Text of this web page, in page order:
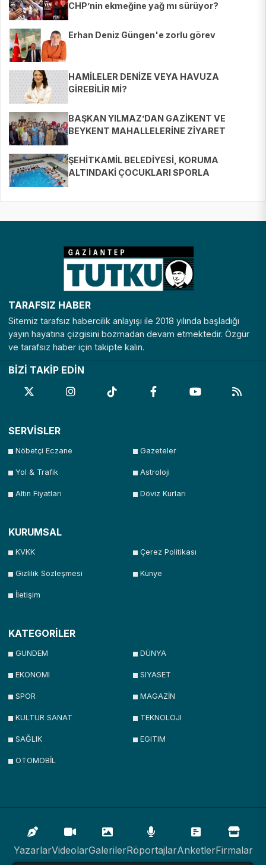
CHP’nin ekmeğine yağ mı sürüyor?
Erhan Deniz Güngen'e zorlu görev
HAMİLELER DENİZE VEYA HAVUZA
GİREBİLİR Mİ?
BAŞKAN YILMAZ’DAN GAZİKENT VE
BEYKENT MAHALLELERİNE ZİYARET
ŞEHİTKAMİL BELEDİYESİ, KORUMA
ALTINDAKİ ÇOCUKLARI SPORLA
TARAFSIZ HABER
Sitemiz tarafsız habercilik anlayışı ile 2018 yılında başladığı
yayın hayatına çizgisini bozmadan devam etmektedir. Özgür
ve tarafsız haber için takipte kalın.
BİZİ TAKİP EDİN
SERVİSLER
Nöbetçi Eczane Gazeteler
Yol & Trafik Astroloji
Altın Fiyatları Döviz Kurları
KURUMSAL
KVKK Çerez Politikası
Gizlilik Sözleşmesi Künye
İletişim
KATEGORİLER
GUNDEM DÜNYA
EKONOMI SIYASET
SPOR MAGAZİN
KULTUR SANAT TEKNOLOJI
SAĞLIK EGITIM
OTOMOBİL
YazarlarVideolarGalerilerRöportajlarAnketlerFirmalar